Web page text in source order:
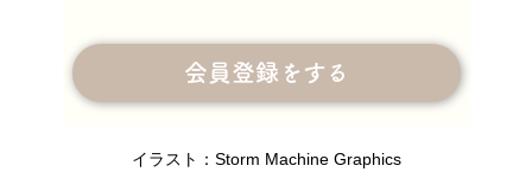
会員登録をする
イラスト：Storm Machine Graphics